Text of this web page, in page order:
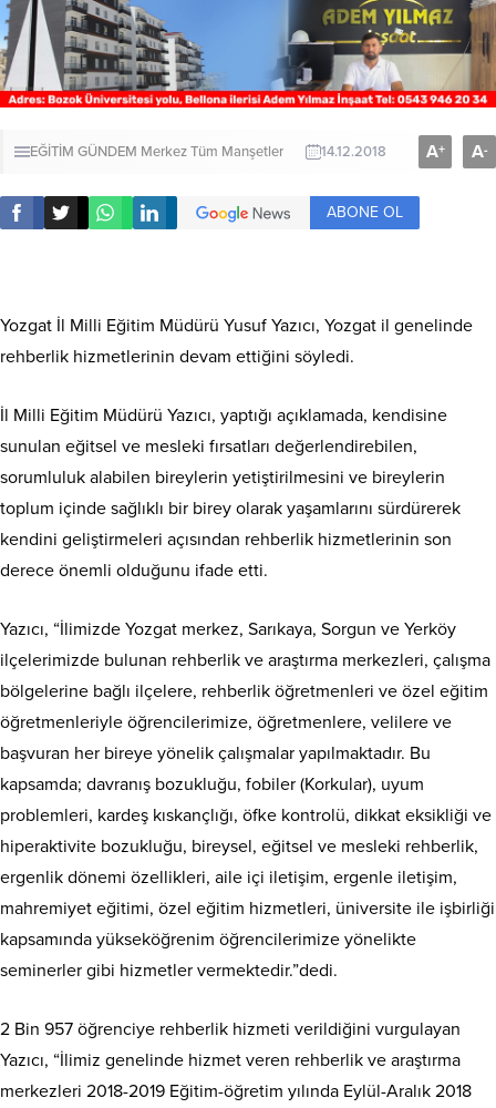
EĞİTİM GÜNDEM MerkezTüm Manşetler 14.12.2018 A+ A-
ABONE OL
Yozgat İl Milli Eğitim Müdürü Yusuf Yazıcı, Yozgat il genelinde
rehberlik hizmetlerinin devam ettiğini söyledi.
İl Milli Eğitim Müdürü Yazıcı, yaptığı açıklamada, kendisine
sunulan eğitsel ve mesleki fırsatları değerlendirebilen,
sorumluluk alabilen bireylerin yetiştirilmesini ve bireylerin
toplum içinde sağlıklı bir birey olarak yaşamlarını sürdürerek
kendini geliştirmeleri açısından rehberlik hizmetlerinin son
derece önemli olduğunu ifade etti.
Yazıcı, “İlimizde Yozgat merkez, Sarıkaya, Sorgun ve Yerköy
ilçelerimizde bulunan rehberlik ve araştırma merkezleri, çalışma
bölgelerine bağlı ilçelere, rehberlik öğretmenleri ve özel eğitim
öğretmenleriyle öğrencilerimize, öğretmenlere, velilere ve
başvuran her bireye yönelik çalışmalar yapılmaktadır. Bu
kapsamda; davranış bozukluğu, fobiler (Korkular), uyum
problemleri, kardeş kıskançlığı, öfke kontrolü, dikkat eksikliği ve
hiperaktivite bozukluğu, bireysel, eğitsel ve mesleki rehberlik,
ergenlik dönemi özellikleri, aile içi iletişim, ergenle iletişim,
mahremiyet eğitimi, özel eğitim hizmetleri, üniversite ile işbirliği
kapsamında yükseköğrenim öğrencilerimize yönelikte
seminerler gibi hizmetler vermektedir.”dedi.
2 Bin 957 öğrenciye rehberlik hizmeti verildiğini vurgulayan
Yazıcı, “İlimiz genelinde hizmet veren rehberlik ve araştırma
merkezleri 2018-2019 Eğitim-öğretim yılında Eylül-Aralık 2018